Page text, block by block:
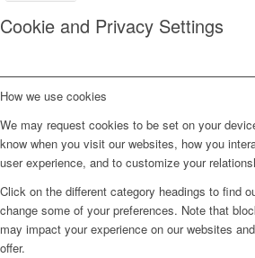
Cookie and Privacy Settings
How we use cookies
We may request cookies to be set on your
know when you visit our websites, how you
user experience, and to customize your
Click on the different category headings to find
change some of your preferences. Note that
may impact your experience on our websites
offer.